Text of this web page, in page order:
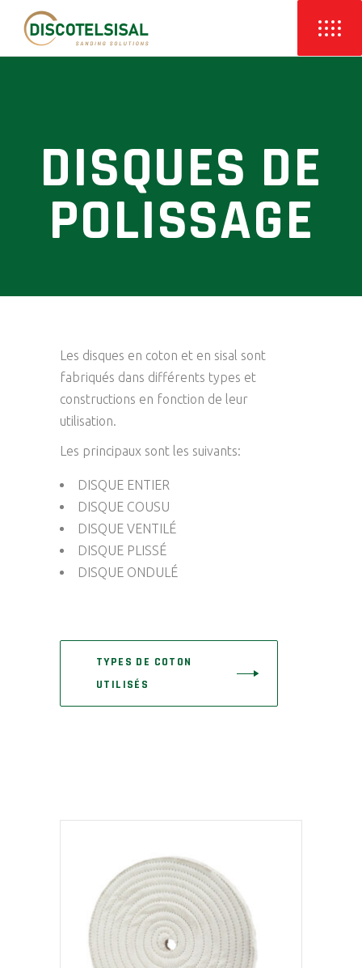
DISQUES DE
POLISSAGE
Les disques en coton et en sisal sont
fabriqués dans différents types et
constructions en fonction de leur
utilisation.
Les principaux sont les suivants:
DISQUE ENTIER
DISQUE COUSU
DISQUE VENTILÉ
DISQUE PLISSÉ
DISQUE ONDULÉ
TYPES DE COTON
UTILISÉS